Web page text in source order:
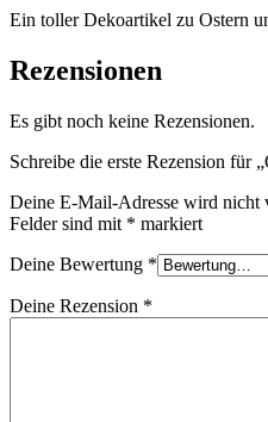
Ein toller Dekoartikel zu Ostern
Rezensionen
Es gibt noch keine Rezensionen.
Schreibe die erste Rezension für
Deine E-Mail-Adresse wird nicht
Felder sind mit * markiert
Deine Bewertung *
Deine Rezension *